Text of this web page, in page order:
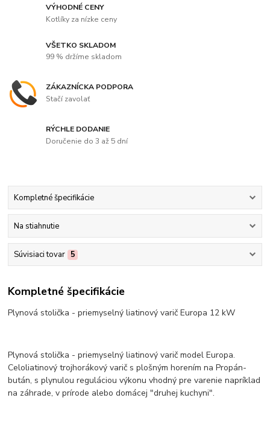
VÝHODNÉ CENY
Kotlíky za nízke ceny
VŠETKO SKLADOM
99 % držíme skladom
ZÁKAZNÍCKA PODPORA
Stačí zavolať
RÝCHLE DODANIE
Doručenie do 3 až 5 dní
Kompletné špecifikácie
Na stiahnutie
Súvisiaci tovar 5
Kompletné špecifikácie
Plynová stolička - priemyselný liatinový varič Europa 12 kW
Plynová stolička - priemyselný liatinový varič model Europa.
Celoliatinový trojhorákový varič s plošným horením na Propán-
bután, s plynulou reguláciou výkonu vhodný pre varenie napríklad
na záhrade, v prírode alebo domácej "druhej kuchyni".